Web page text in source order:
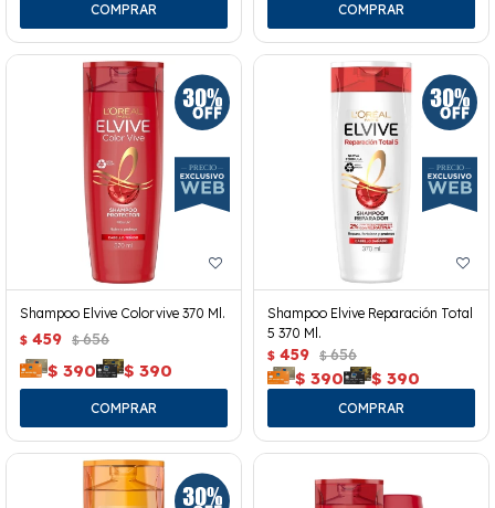
Shampoo Elvive Colorvive 370 Ml.
$ 459 $ 656
$ 390 $ 390
Shampoo Elvive Reparación Total
5 370 Ml.
$ 459 $ 656
$ 390 $ 390